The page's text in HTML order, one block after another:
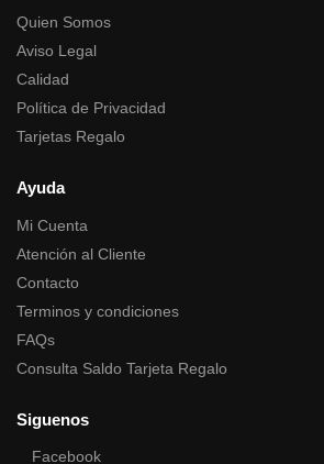
Quien Somos
Aviso Legal
Calidad
Política de Privacidad
Tarjetas Regalo
Ayuda
Mi Cuenta
Atención al Cliente
Contacto
Terminos y condiciones
FAQs
Consulta Saldo Tarjeta Regalo
Siguenos
Facebook